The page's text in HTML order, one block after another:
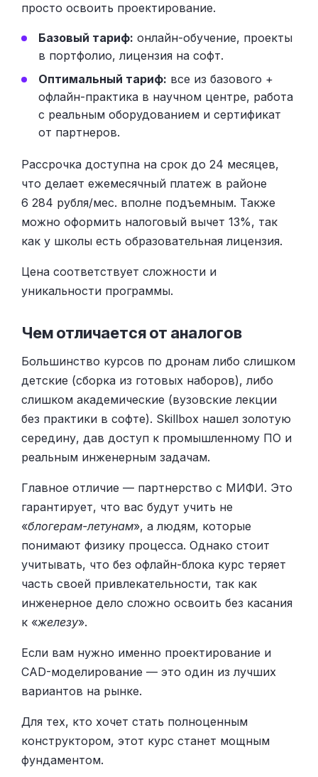
просто освоить проектирование.
Базовый тариф: онлайн-обучение, проекты
в портфолио, лицензия на софт.
Оптимальный тариф: все из базового +
офлайн-практика в научном центре, работа
с реальным оборудованием и сертификат
от партнеров.
Рассрочка доступна на срок до 24 месяцев,
что делает ежемесячный платеж в районе
6 284 рубля/мес. вполне подъемным. Также
можно оформить налоговый вычет 13%, так
как у школы есть образовательная лицензия.
Цена соответствует сложности и
уникальности программы.
Чем отличается от аналогов
Большинство курсов по дронам либо слишком
детские (сборка из готовых наборов), либо
слишком академические (вузовские лекции
без практики в софте). Skillbox нашел золотую
середину, дав доступ к промышленному ПО и
реальным инженерным задачам.
Главное отличие — партнерство с МИФИ. Это
гарантирует, что вас будут учить не
«блогерам-летунам», а людям, которые
понимают физику процесса. Однако стоит
учитывать, что без офлайн-блока курс теряет
часть своей привлекательности, так как
инженерное дело сложно освоить без касания
к «железу».
Если вам нужно именно проектирование и
CAD-моделирование — это один из лучших
вариантов на рынке.
Для тех, кто хочет стать полноценным
конструктором, этот курс станет мощным
фундаментом.